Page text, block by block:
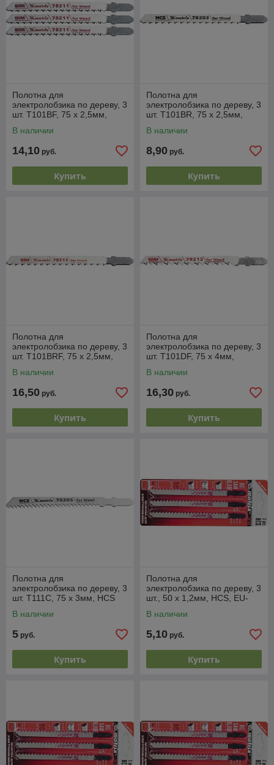
Полотна для
электролобзика по дереву, 3
шт. T101BF, 75 x 2,5мм,
В наличии
14,10 руб.
Купить
Полотна для
электролобзика по дереву, 3
шт. T101BR, 75 х 2,5мм,
Professional
В наличии
8,90 руб.
Купить
Полотна для
электролобзика по дереву, 3
шт. T101BRF, 75 x 2,5мм,
Professional
В наличии
16,50 руб.
Купить
Полотна для
электролобзика по дереву, 3
шт. T101DF, 75 x 4мм,
В наличии
16,30 руб.
Купить
Полотна для
электролобзика по дереву, 3
шт. T111C, 75 х 3мм, HCS
В наличии
5 руб.
Купить
Полотна для
электролобзика по дереву, 3
шт., 50 х 1,2мм, HCS, EU-
В наличии
5,10 руб.
Купить